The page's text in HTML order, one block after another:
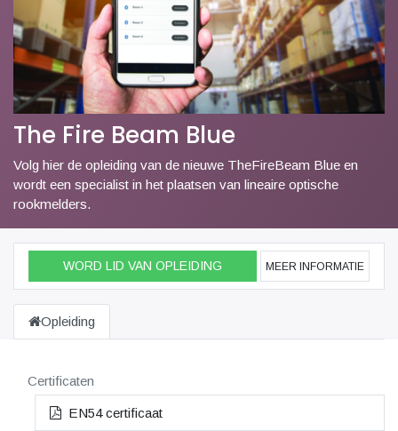
The Fire Beam Blue
Volg hier de opleiding van de nieuwe TheFireBeam Blue en
wordt een specialist in het plaatsen van lineaire optische
rookmelders.
WORD LID VAN OPLEIDING MEER INFORMATIE
Opleiding
Certificaten
EN54 certificaat